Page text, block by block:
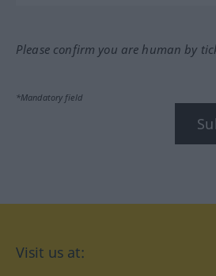
Please confirm you are human by
*Mandatory field
Visit us at: